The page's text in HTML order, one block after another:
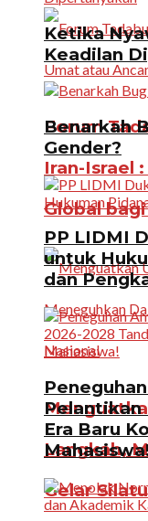
Forum
Iran-Israel
Global
Langkah,
Gelar
Ketika
Keadilan
Benarkah
Gender?
PP LIDMI
untuk
dan
Pelantikan
Era Baru